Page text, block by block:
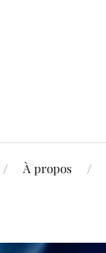
À propos